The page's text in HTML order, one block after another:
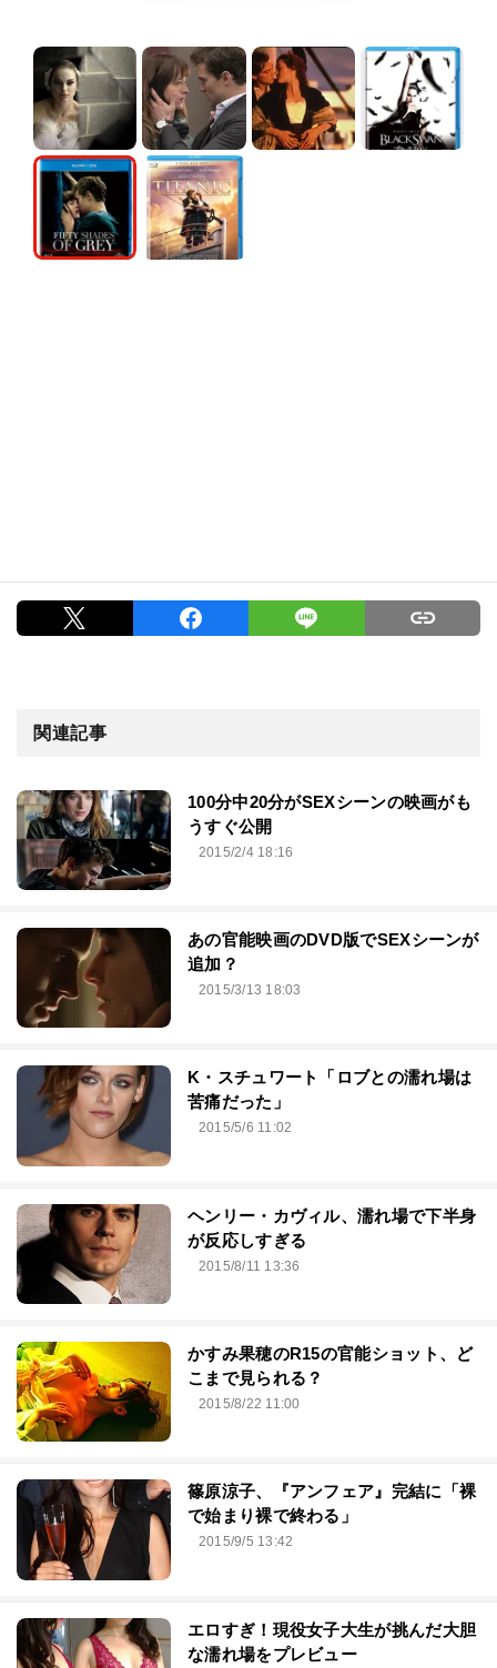
関連記事
100分中20分がSEXシーンの映画がも
うすぐ公開
2015/2/4 18:16
あの官能映画のDVD版でSEXシーンが
追加？
2015/3/13 18:03
K・スチュワート「ロブとの濡れ場は
苦痛だった」
2015/5/6 11:02
ヘンリー・カヴィル、濡れ場で下半身
が反応しすぎる
2015/8/11 13:36
かすみ果穂のR15の官能ショット、ど
こまで見られる？
2015/8/22 11:00
篠原涼子、『アンフェア』完結に「裸
で始まり裸で終わる」
2015/9/5 13:42
エロすぎ！現役女子大生が挑んだ大胆
な濡れ場をプレビュー